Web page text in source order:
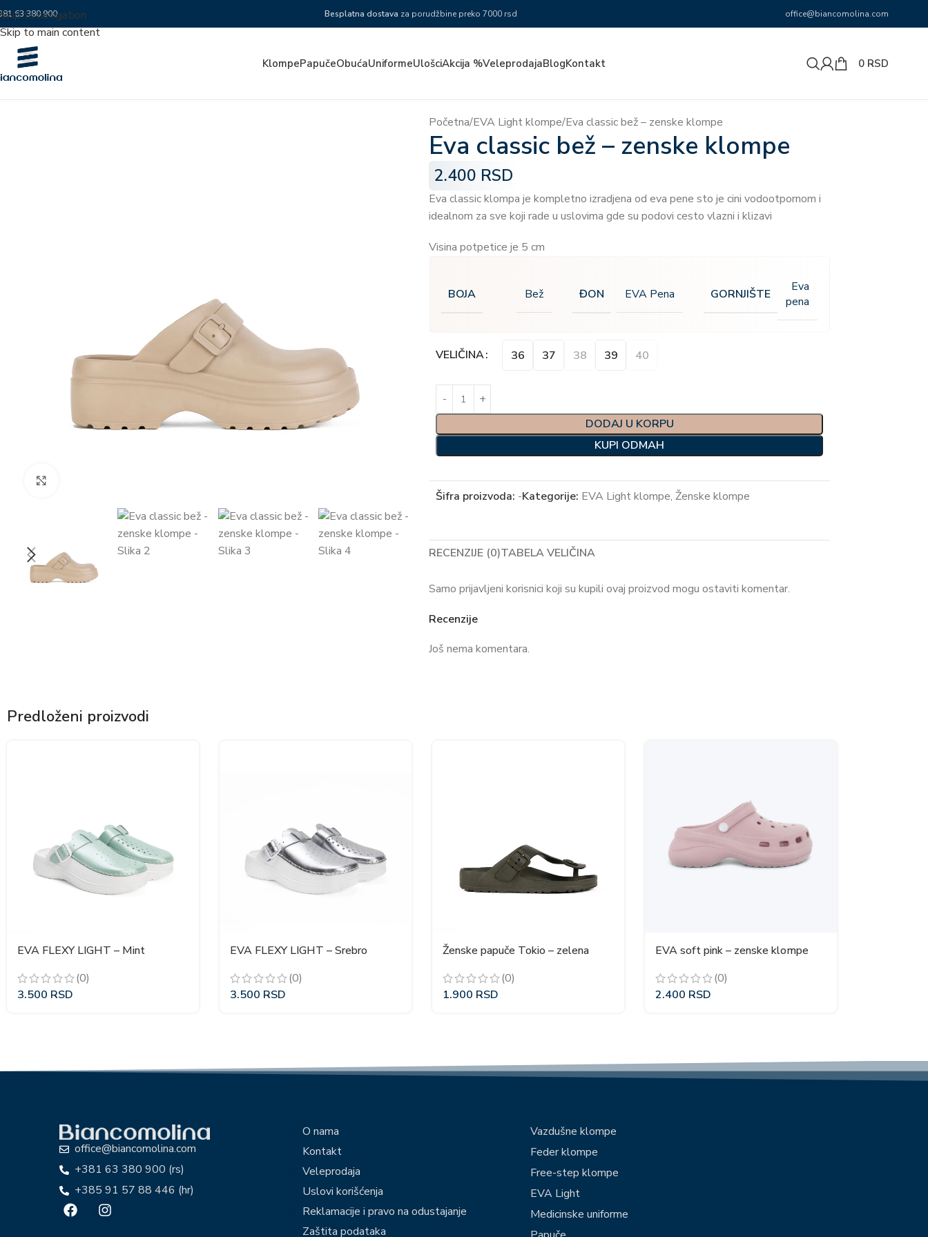
Skip to navigation
Skip to main content
63 380 900 Besplatna dostava za porudžbine preko 7000 rsd office@biancomolina.com
KlompePapučeObućaUniformeUlošciAkcija %VeleprodajaBlogKontakt 0 RSD
Početna EVA Light klompe Eva classic bež – zenske klompe
Eva classic bež – zenske klompe
2.400 RSD
Eva classic klompa je kompletno izradjena od eva pene sto je cini vodootpornom i
idealnom za sve koji rade u uslovima gde su podovi cesto vlazni i klizavi
Visina potpetice je 5 cm
BOJA Bež ĐON EVA Pena GORNJIŠTE
Eva
pena
VELIČINA 36 37 38 39 40
DODAJ U KORPU
KUPI ODMAH
Alternative:
Šifra proizvoda: -Kategorije: EVA Light klompe, Ženske klompe
RECENZIJE (0)TABELA VELIČINA
Recenzije
Još nema komentara.
Samo prijavljeni korisnici koji su kupili ovaj proizvod mogu ostaviti komentar.
Predloženi proizvodi
EVA FLEXY LIGHT – Mint
(0)
3.500 RSD
EVA FLEXY LIGHT – Srebro
(0)
3.500 RSD
Ženske papuče Tokio – zelena
(0)
1.900 RSD
EVA soft pink – zenske klompe
(0)
2.400 RSD
office@biancomolina.com
+381 63 380 900 (rs)
+385 91 57 88 446 (hr)
O nama
Kontakt
Veleprodaja
Uslovi korišćenja
Reklamacije i pravo na odustajanje
Zaštita podataka
Vazdušne klompe
Feder klompe
Free-step klompe
EVA Light
Medicinske uniforme